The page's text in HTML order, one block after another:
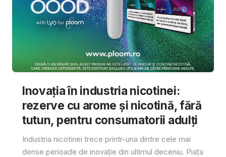
Inovația în industria nicotinei:
rezerve cu arome și nicotină, fără
tutun, pentru consumatorii adulți
Industria nicotinei trece printr-una dintre cele mai
dense perioade de inovație din ultimul deceniu. Piața